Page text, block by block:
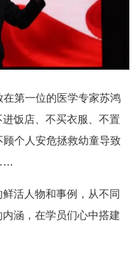
第一位的医学专家苏鸿
饭店、不买衣服、不置
个人安危拯救幼童导致
鲜活人物和事例，从不同
涵，在学员们心中搭建